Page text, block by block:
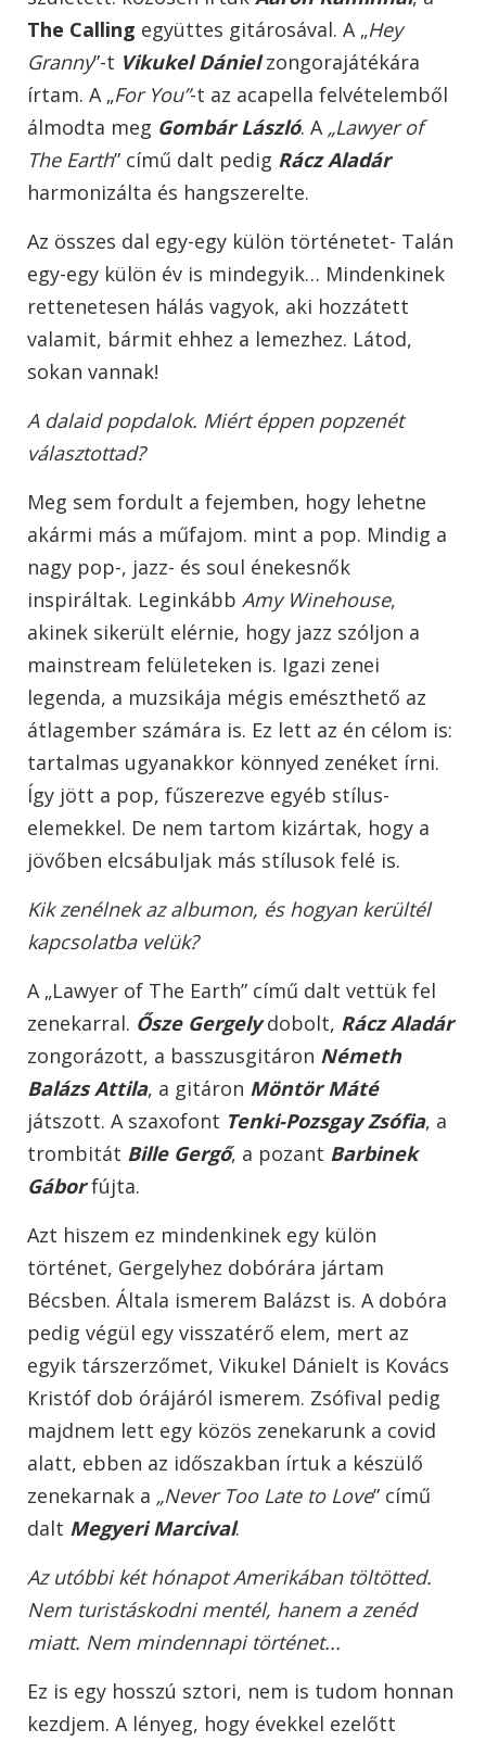
The Calling együttes gitárosával. A „Hey
Granny”-t Vikukel Dánielzongorajátékára
írtam. A „For You”-t az acapella felvételemből
álmodta meg Gombár László. A „Lawyer of
The Earth” című dalt pedig Rácz Aladár
harmonizálta és hangszerelte.
Az összes dal egy-egy külön történetet- Talán
egy-egy külön év is mindegyik… Mindenkinek
rettenetesen hálás vagyok, aki hozzátett
valamit, bármit ehhez a lemezhez. Látod,
sokan vannak!
A dalaid popdalok. Miért éppen popzenét
választottad?
Meg sem fordult a fejemben, hogy lehetne
akármi más a műfajom. mint a pop. Mindig a
nagy pop-, jazz- és soul énekesnők
inspiráltak. Leginkább Amy Winehouse,
akinek sikerült elérnie, hogy jazz szóljon a
mainstream felületeken is. Igazi zenei
legenda, a muzsikája mégis emészthető az
átlagember számára is. Ez lett az én célom is:
tartalmas ugyanakkor könnyed zenéket írni.
Így jött a pop, fűszerezve egyéb stílus-
elemekkel. De nem tartom kizártak, hogy a
jövőben elcsábuljak más stílusok felé is.
Kik zenélnek az albumon, és hogyan kerültél
kapcsolatba velük?
A „Lawyer of The Earth” című dalt vettük fel
zenekarral. Ősze Gergelydobolt, Rácz Aladár
zongorázott, a basszusgitáron Németh
Balázs Attila, a gitáron Möntör Máté
játszott. A szaxofont Tenki-Pozsgay Zsófia, a
trombitát Bille Gergő, a pozant Barbinek
Gáborfújta.
Azt hiszem ez mindenkinek egy külön
történet, Gergelyhez dobórára jártam
Bécsben. Általa ismerem Balázst is. A dobóra
pedig végül egy visszatérő elem, mert az
egyik társzerzőmet, Vikukel Dánielt is Kovács
Kristóf dob órájáról ismerem. Zsófival pedig
majdnem lett egy közös zenekarunk a covid
alatt, ebben az időszakban írtuk a készülő
zenekarnak a „Never Too Late to Love” című
dalt Megyeri Marcival.
Az utóbbi két hónapot Amerikában töltötted.
Nem turistáskodni mentél, hanem a zenéd
miatt. Nem mindennapi történet...
Ez is egy hosszú sztori, nem is tudom honnan
kezdjem. A lényeg, hogy évekkel ezelőtt